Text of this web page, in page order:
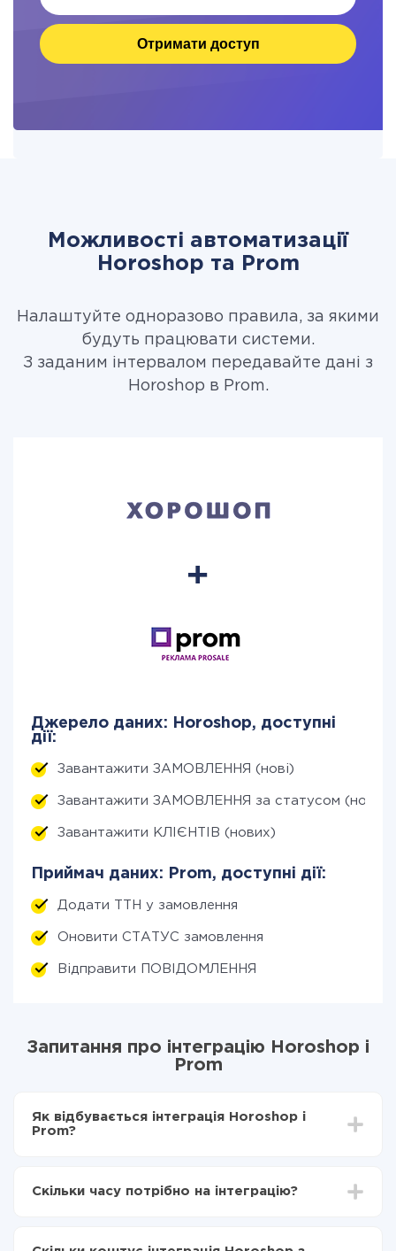
Отримати доступ
Можливості автоматизації
Horoshop та Prom
Налаштуйте одноразово правила, за якими
будуть працювати системи.
З заданим інтервалом передавайте дані з
Horoshop в Prom.
Джерело даних: Horoshop, доступні
дії:
Завантажити ЗАМОВЛЕННЯ (нові)
Завантажити ЗАМОВЛЕННЯ за статусом (нові)
Завантажити КЛІЄНТІВ (нових)
Приймач даних: Prom, доступні дії:
Додати ТТН у замовлення
Оновити СТАТУС замовлення
Відправити ПОВІДОМЛЕННЯ
Запитання про інтеграцію Horoshop і
Prom
Як відбувається інтеграція Horoshop і
Prom?
Вибираєте які дані передавати з Horoshop в Prom
Horoshop в Prom
Скільки часу потрібно на інтеграцію?